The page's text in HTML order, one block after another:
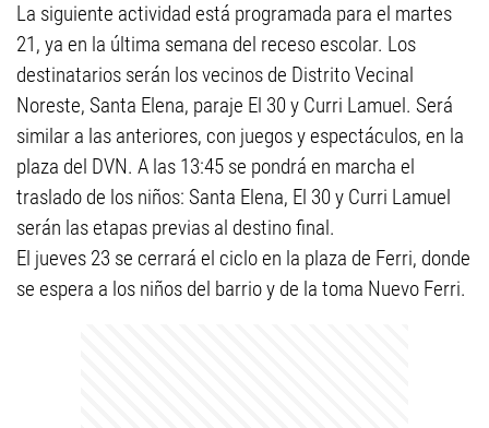
La siguiente actividad está programada para el martes
21, ya en la última semana del receso escolar. Los
destinatarios serán los vecinos de Distrito Vecinal
Noreste, Santa Elena, paraje El 30 y Curri Lamuel. Será
similar a las anteriores, con juegos y espectáculos, en la
plaza del DVN. A las 13:45 se pondrá en marcha el
traslado de los niños: Santa Elena, El 30 y Curri Lamuel
serán las etapas previas al destino final.
El jueves 23 se cerrará el ciclo en la plaza de Ferri, donde
se espera a los niños del barrio y de la toma Nuevo Ferri.